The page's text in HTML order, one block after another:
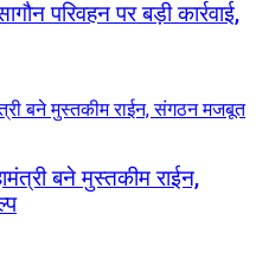
परिवहन पर बड़ी कार्रवाई,
बने मुस्तकीम राईन,